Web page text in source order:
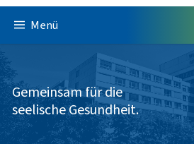
Menü
Gemeinsam für die
seelische Gesundheit.